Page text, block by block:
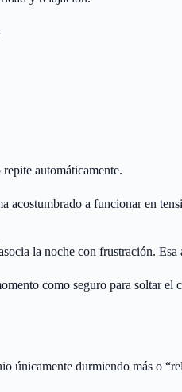
automáticamente.
acostumbrado a funcionar en
la noche con frustración. Esa
como seguro para soltar
únicamente durmiendo más o